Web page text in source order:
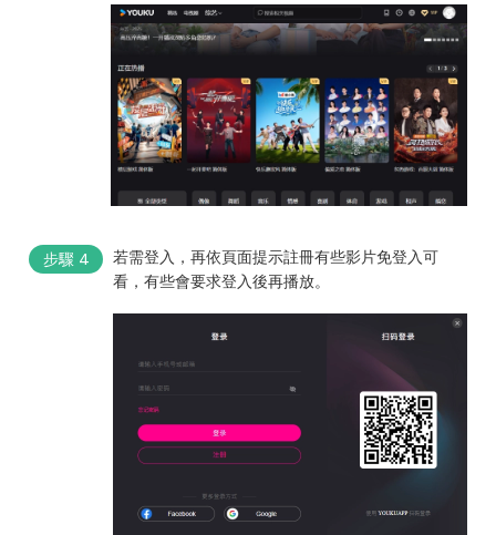
步驟 4
若需登入，再依頁面提示註冊有些影片免登入可
看，有些會要求登入後再播放。